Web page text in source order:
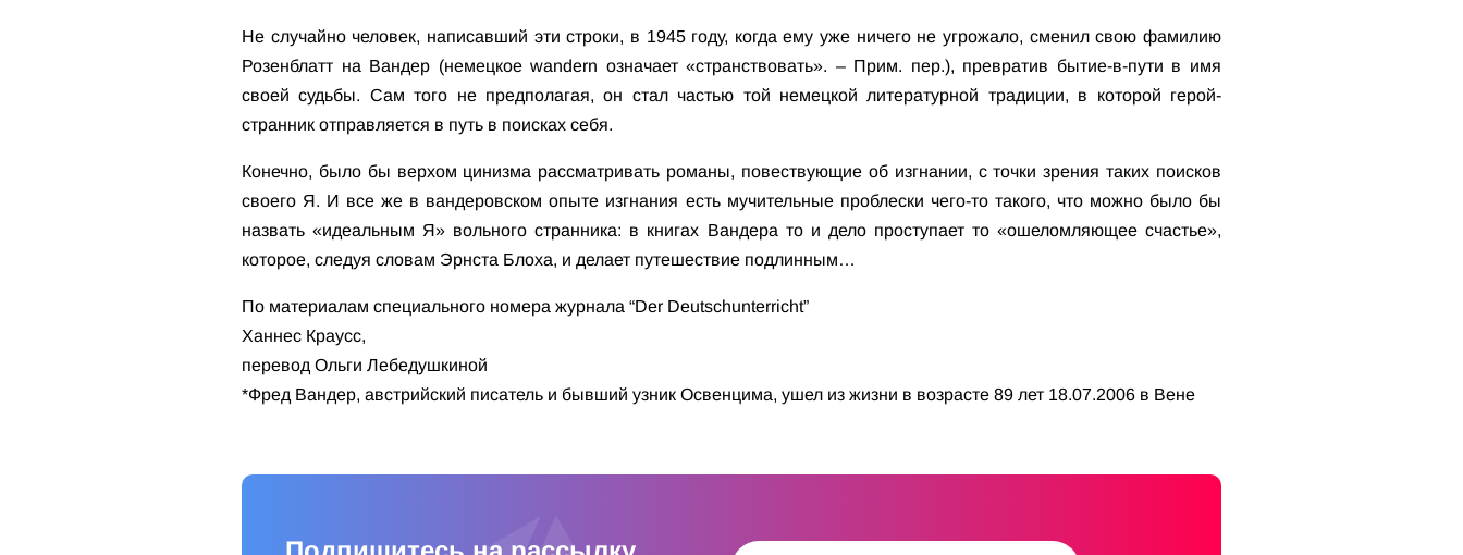
Не случайно человек, написавший эти строки, в 1945 году, когда ему уже ничего не угрожало, сменил свою фамилию
Розенблатт на Вандер (немецкое wandern означает «странствовать». – Прим. пер.), превратив бытие-в-пути в имя
своей судьбы. Сам того не предполагая, он стал частью той немецкой литературной традиции, в которой герой-
странник отправляется в путь в поисках себя.
Конечно, было бы верхом цинизма рассматривать романы, повествующие об изгнании, с точки зрения таких поисков
своего Я. И все же в вандеровском опыте изгнания есть мучительные проблески чего-то такого, что можно было бы
назвать «идеальным Я» вольного странника: в книгах Вандера то и дело проступает то «ошеломляющее счастье»,
которое, следуя словам Эрнста Блоха, и делает путешествие подлинным…
По материалам специального номера журнала “Der Deutschunterricht”
Ханнес Краусс,
перевод Ольги Лебедушкиной
*Фред Вандер, австрийский писатель и бывший узник Освенцима, ушел из жизни в возрасте 89 лет 18.07.2006 в Вене